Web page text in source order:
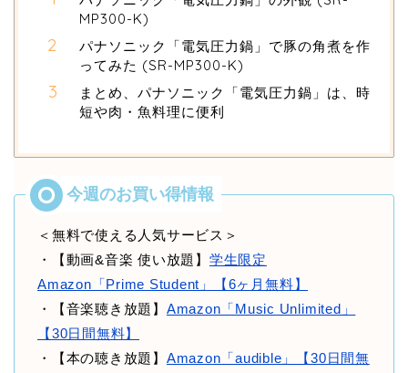
MP300-K)
パナソニック「電気圧力鍋」で豚の角煮を作
ってみた (SR-MP300-K)
まとめ、パナソニック「電気圧力鍋」は、時
短や肉・魚料理に便利
＜無料で使える人気サービス＞
・【動画&音楽 使い放題】 学生限定
Amazon「Prime Student」【6ヶ月無料】
・【音楽聴き放題】 Amazon「Music Unlimited」
【30日間無料】
・【本の聴き放題】 Amazon「audible」【30日間無